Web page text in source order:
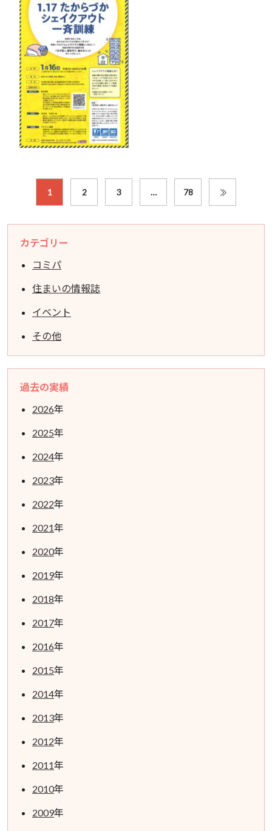
1 2 3 … 78
カテゴリー
コミパ
住まいの情報誌
イベント
その他
過去の実績
2026年
2025年
2024年
2023年
2022年
2021年
2020年
2019年
2018年
2017年
2016年
2015年
2014年
2013年
2012年
2011年
2010年
2009年